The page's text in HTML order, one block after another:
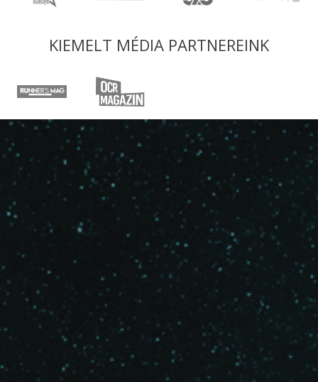
KIEMELT MÉDIA PARTNEREINK